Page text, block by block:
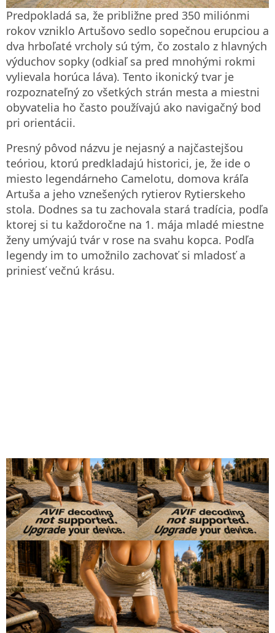
Predpokladá sa, že približne pred 350 miliónmi
rokov vzniklo Artušovo sedlo sopečnou erupciou a
dva hrboľaté vrcholy sú tým, čo zostalo z hlavných
výduchov sopky (odkiaľ sa pred mnohými rokmi
vylievala horúca láva). Tento ikonický tvar je
rozpoznateľný zo všetkých strán mesta a miestni
obyvatelia ho často používajú ako navigačný bod
pri orientácii.
Presný pôvod názvu je nejasný a najčastejšou
teóriou, ktorú predkladajú historici, je, že ide o
miesto legendárneho Camelotu, domova kráľa
Artuša a jeho vznešených rytierov Rytierskeho
stola. Dodnes sa tu zachovala stará tradícia, podľa
ktorej si tu každoročne na 1. mája mladé miestne
ženy umývajú tvár v rose na svahu kopca. Podľa
legendy im to umožnilo zachovať si mladosť a
priniesť večnú krásu.